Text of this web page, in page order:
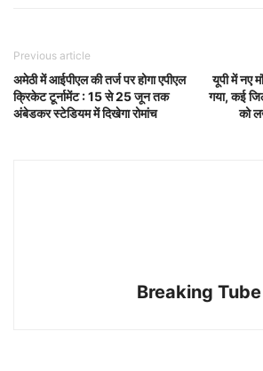
Previous article
अमेठी में आईपीएल की तर्ज पर होगा एपीएल
क्रिकेट टूर्नामेंट : 15 से 25 जून तक
अंबेडकर स्टेडियम में दिखेगा रोमांच
यूपी में नए
गया, कई
को
Breaking Tube